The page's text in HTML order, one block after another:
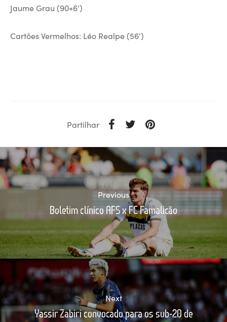
Jaume Grau (90+6′)
Cartões Vermelhos: Léo Realpe (56′)
Partilhar
Previous
Boletim clínico AFS x FC Famalicão
Next
Yassir Zabiri convocado para os sub-20 de